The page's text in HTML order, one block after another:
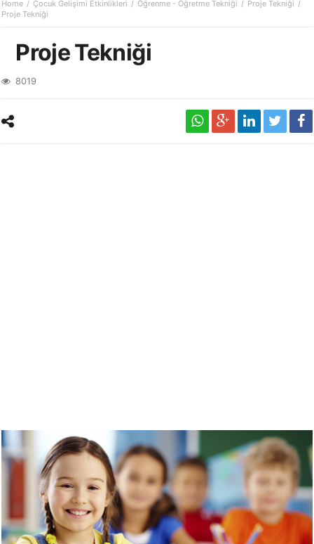
Home Çocuk Gelişimi Etkinlikleri Öğrenme - Öğretme Tekniği
Proje Tekniği
Proje Tekniği
Proje Tekniği
8019